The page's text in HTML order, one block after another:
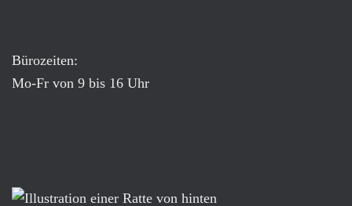
Bürozeiten:
Mo-Fr von 9 bis 16 Uhr